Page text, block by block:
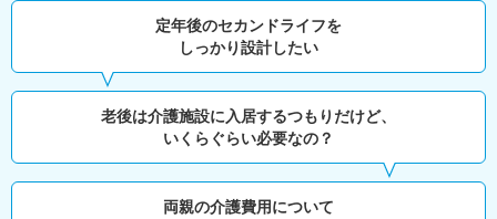
定年後のセカンドライフを
しっかり設計したい
老後は介護施設に入居するつもりだけど、
いくらぐらい必要なの？
両親の介護費用について